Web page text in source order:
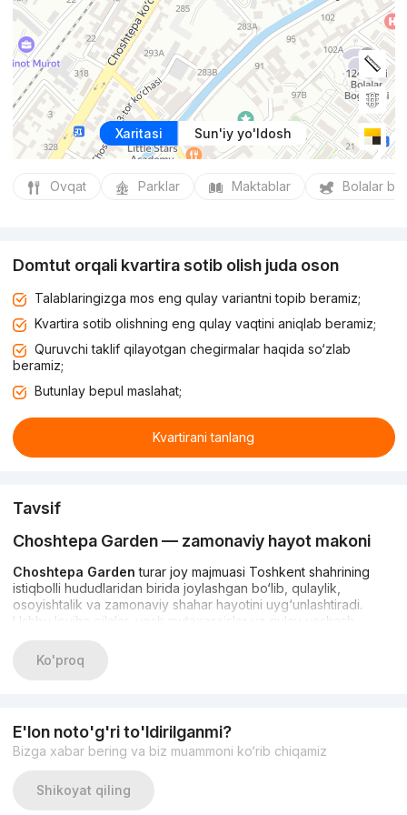
Xaritasi Sun'iy yo'ldosh
Ovqat Parklar Maktablar Bolalar
Domtut orqali kvartira sotib olish juda oson
Talablaringizga mos eng qulay variantni topib beramiz;
Kvartira sotib olishning eng qulay vaqtini aniqlab beramiz;
Quruvchi taklif qilayotgan chegirmalar haqida so‘zlab
beramiz;
Butunlay bepul maslahat;
Kvartirani tanlang
Tavsif
Choshtepa Garden— zamonaviy hayot makoni
Choshtepa Garden turar joy majmuasi Toshkent shahrining
istiqbolli hududlaridan birida joylashgan bo‘lib, qulaylik,
osoyishtalik va zamonaviy shahar hayotini uyg‘unlashtiradi.
Ushbu loyiha oilalar, yosh mutaxassislar va qulay yashash
shovqin-surondan holi.
Choshtepa Garden
Ko'proq
E'lon noto'g'ri to'ldirilganmi?
Bizga xabar bering va biz muammoni ko‘rib chiqamiz
Shikoyat qiling